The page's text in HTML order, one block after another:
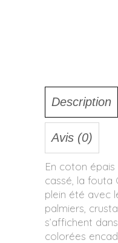
Description
Avis (0)
En coton
cassé, la fouta
plein été avec
palmiers,
s’affichent
colorées